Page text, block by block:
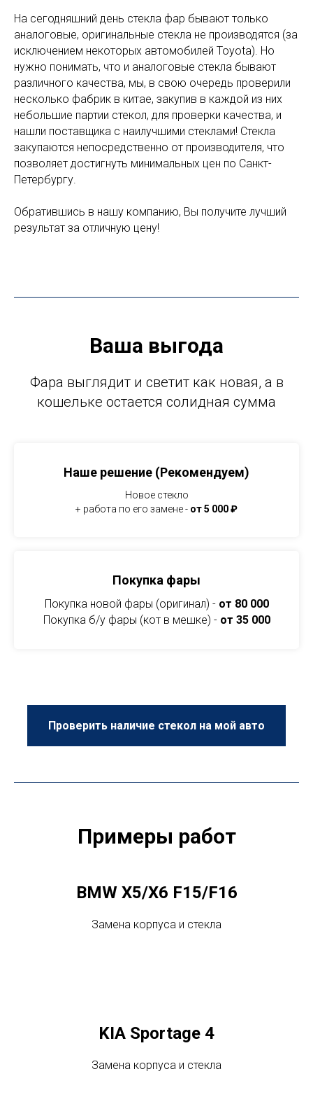
На сегодняшний день стекла фар бывают только
аналоговые, оригинальные стекла не производятся (за
исключением некоторых автомобилей Toyota). Но
нужно понимать, что и аналоговые стекла бывают
различного качества, мы, в свою очередь проверили
несколько фабрик в китае, закупив в каждой из них
небольшие партии стекол, для проверки качества, и
нашли поставщика с наилучшими стеклами! Стекла
закупаются непосредственно от производителя, что
позволяет достигнуть минимальных цен по Санкт-
Петербургу.
Обратившись в нашу компанию, Вы получите лучший
результат за отличную цену!
Ваша выгода
Фара выглядит и светит как новая, а в
кошельке остается солидная сумма
Наше решение (Рекомендуем)
Новое стекло
+ работа по его замене - от 5 000 ₽
Покупка фары
Покупка новой фары (оригинал) - от 80 000
Покупка б/у фары (кот в мешке) - от 35 000
Проверить наличие стекол на мой авто
Примеры работ
BMW X5/X6 F15/F16
Замена корпуса и стекла
KIA Sportage 4
Замена корпуса и стекла